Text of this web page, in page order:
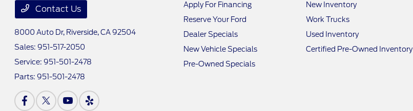
Contact Us
8000 Auto Dr, Riverside, CA 92504
Sales: 951-517-2050
Service: 951-501-2478
Parts: 951-501-2478
Apply For Financing
Reserve Your Ford
Dealer Specials
New Vehicle Specials
Pre-Owned Specials
New Inventory
Work Trucks
Used Inventory
Certified Pre-Owned Inventory